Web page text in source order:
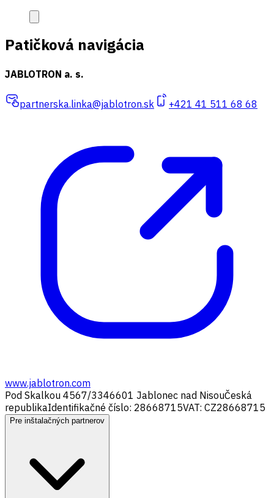
Patičková navigácia
JABLOTRON a. s.
partnerska.linka@jablotron.sk +421 41 511 68 68
www.jablotron.com
Pod Skalkou 4567/3346601 Jablonec nad NisouČeská
republikaIdentifikačné číslo: 28668715VAT: CZ28668715
Pre inštalačných partnerov